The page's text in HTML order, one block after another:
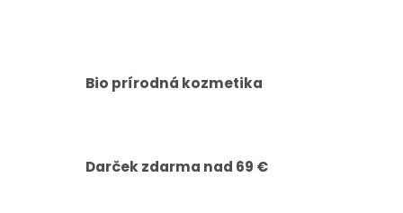
Bio prírodná kozmetika
Darček zdarma nad 69 €